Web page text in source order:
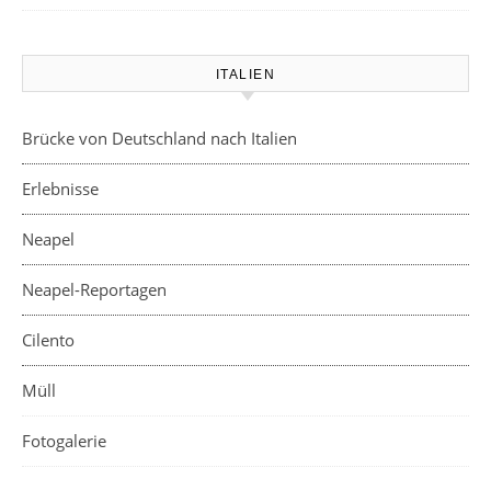
ITALIEN
Brücke von Deutschland nach Italien
Erlebnisse
Neapel
Neapel-Reportagen
Cilento
Müll
Fotogalerie